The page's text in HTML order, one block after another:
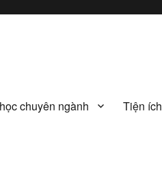
chuyên ngành Tiện ích